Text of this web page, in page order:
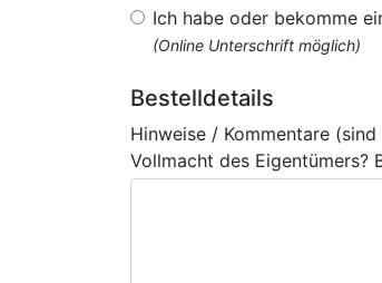
Ich habe oder bekomme
(Online Unterschrift möglich)
Bestelldetails
Hinweise / Kommentare
Vollmacht des Eigentümers?